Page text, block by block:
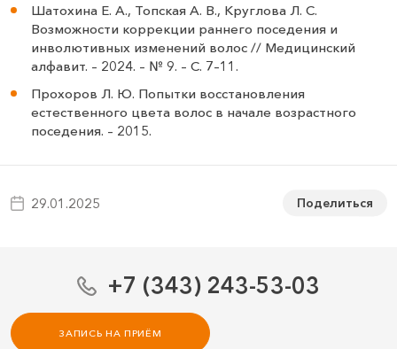
Шатохина Е. А., Топская А. В., Круглова Л. С.
Возможности коррекции раннего поседения и
инволютивных изменений волос // Медицинский
алфавит. – 2024. – № 9. – С. 7–11.
Прохоров Л. Ю. Попытки восстановления
естественного цвета волос в начале возрастного
поседения. – 2015.
29.01.2025 Поделиться
+7 (343) 243-53-03
ЗАПИСЬ НА ПРИЁМ